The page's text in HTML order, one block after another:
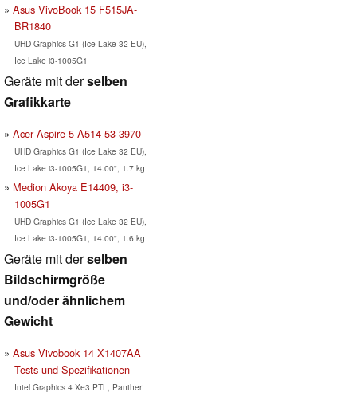
Asus VivoBook 15 F515JA-
BR1840
UHD Graphics G1 (Ice Lake 32 EU),
Ice Lake i3-1005G1
Geräte mit derselben
Grafikkarte
Acer Aspire 5 A514-53-3970
UHD Graphics G1 (Ice Lake 32 EU),
Ice Lake i3-1005G1, 14.00", 1.7 kg
Medion Akoya E14409, i3-
1005G1
UHD Graphics G1 (Ice Lake 32 EU),
Ice Lake i3-1005G1, 14.00", 1.6 kg
Geräte mit derselben
Bildschirmgröße
und/oder ähnlichem
Gewicht
Asus Vivobook 14 X1407AA
Tests und Spezifikationen
Intel Graphics 4 Xe3 PTL, Panther